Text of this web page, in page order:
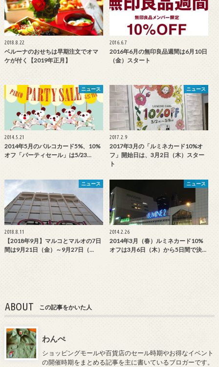
2018.8.22
ベルーナのおせちは早期注文でオマ
ケが付く【2019年正月】
2016.6.7
2016年6月の無印良品週間は6月10日
（金）スタート
ニュース
2014.5.21
2014年5月のパルコカード5%、10%
オフ「パーティセール」は5/23…
ニュース
2017.2.9
2017年3月の「ルミネカード10%オ
フ」開始日は、3月2日（木）スター
ト
ニュース
2018.8.11
【2018年9月】マルコとマルオの7日
間は9月21日（金）～9月27日（…
ニュース
2014.2.26
2014年3月（春）ルミネカード10%
オフは3月6日（木）から5日間で決…
ABOUT この記事をかいた人
わんぺ
ショッピングモールや百貨店のセール時期やお得なイベント
の開催時期をまとめる記事を主に書いているブロガーです。